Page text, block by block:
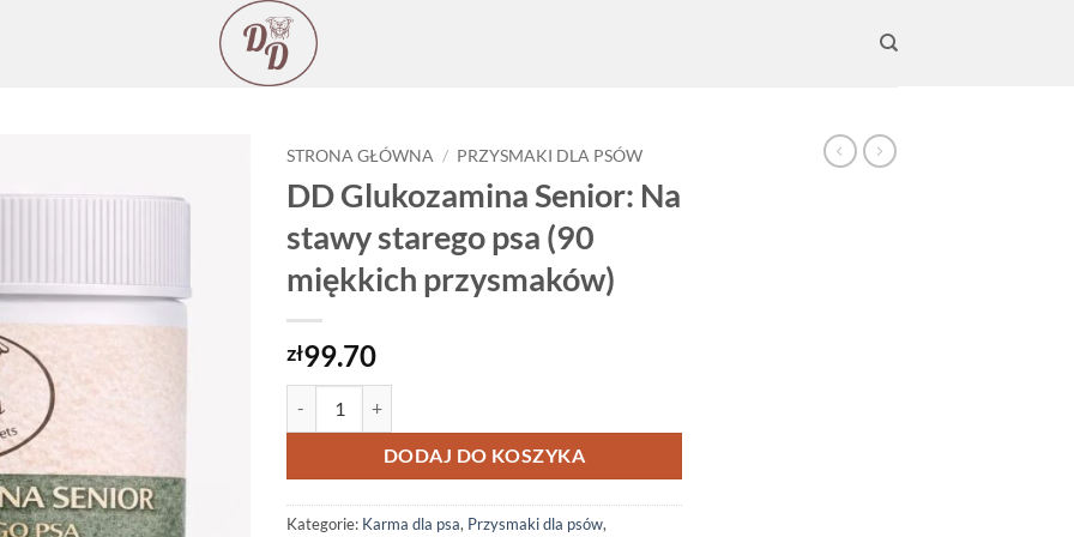
STRONA GŁÓWNA / PRZYSMAKI DLA PSÓW
DD Glukozamina Senior: Na
stawy starego psa (90
miękkich przysmaków)
zł99.70
DODAJ DO KOSZYKA
Kategorie: Karma dla psa, Przysmaki dla psów,